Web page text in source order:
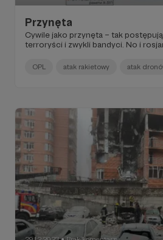
Przynęta
Cywile jako przynęta – tak
terroryści i zwykli bandyci. No i
OPL atak rakietowy atak
●